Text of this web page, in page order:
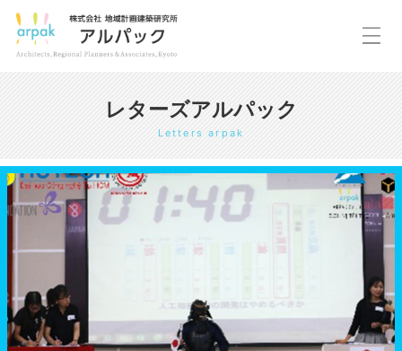
レターズアルパック
Letters arpak